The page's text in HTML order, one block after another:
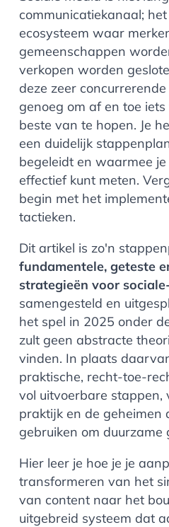
communicatiekanaal;
ecosysteem waar
gemeenschappen
verkopen worden
deze zeer
genoeg om af en toe
beste van te hopen. Je
een duidelijk
begeleidt en waarmee
effectief kunt meten.
begin met het
tactieken.
Dit artikel is zo'n
fundamentele, geteste
strategieën voor
samengesteld en
het spel in 2025 onder
zult geen abstracte
vinden. In plaats
praktische, recht-toe-
vol uitvoerbare stappen,
praktijk en de geheimen
gebruiken om duurzame
Hier leer je hoe je je
transformeren van het
van content naar het
uitgebreid systeem dat